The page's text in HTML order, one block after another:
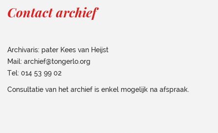
Contact archief
Archivaris: pater Kees van Heijst
Mail: archief@tongerlo.org
Tel: 014 53 99 02
Consultatie van het archief is enkel mogelijk na afspraak.